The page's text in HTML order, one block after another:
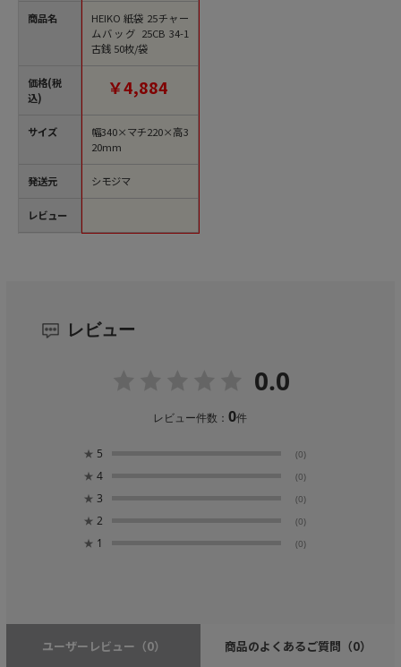
商品名
価格(税
込)
サイズ
発送元
レビュー
HEIKO 紙袋 25チャー
ムバッグ 25CB 34-1
古銭 50枚/袋
￥4,884
幅340×マチ220×高3
20mm
シモジマ
レビュー
0.0
レビュー件数：0件
★ 5 (0)
★ 4 (0)
★ 3 (0)
★ 2 (0)
★ 1 (0)
ユーザーレビュー （0） 商品のよくあるご質問 （0）